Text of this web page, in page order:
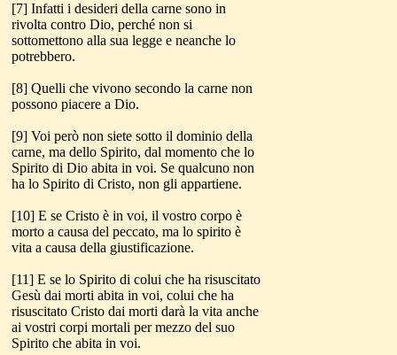
[7] Infatti i desideri della carne sono in
rivolta contro Dio, perché non si
sottomettono alla sua legge e neanche lo
potrebbero.
[8] Quelli che vivono secondo la carne non
possono piacere a Dio.
[9] Voi però non siete sotto il dominio della
carne, ma dello Spirito, dal momento che lo
Spirito di Dio abita in voi. Se qualcuno non
ha lo Spirito di Cristo, non gli appartiene.
[10] E se Cristo è in voi, il vostro corpo è
morto a causa del peccato, ma lo spirito è
vita a causa della giustificazione.
[11] E se lo Spirito di colui che ha risuscitato
Gesù dai morti abita in voi, colui che ha
risuscitato Cristo dai morti darà la vita anche
ai vostri corpi mortali per mezzo del suo
Spirito che abita in voi.